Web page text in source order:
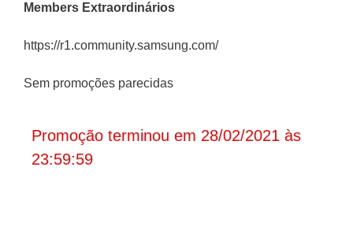
Members Extraordinários
https://r1.community.samsung.com/
Sem promoções parecidas
Promoção terminou em 28/02/2021 às
23:59:59